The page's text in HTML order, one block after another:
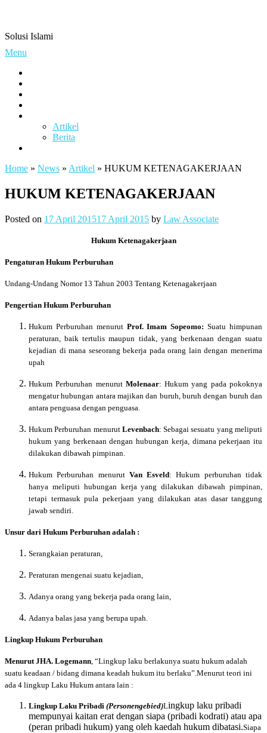
content
Solusi Islami
Menu
Artikel
Berita
Home » News » Artikel » HUKUM KETENAGAKERJAAN
HUKUM KETENAGAKERJAAN
Posted on 17 April 201517 April 2015 by Law Associate
Hukum Ketenagakerjaan
Pengaturan Hukum Perburuhan
Undang-Undang Nomor 13 Tahun 2003 Tentang Ketenagakerjaan
Pengertian Hukum Perburuhan
Hukum Perburuhan menurut Prof. Imam Sopeomo:Suatu himpunan
peraturan, baik tertulis maupun tidak, yang berkenaan dengan suatu
kejadian di mana seseorang bekerja pada orang lain dengan menerima
upah
Hukum Perburuhan menurut Molenaar: Hukum yang pada pokoknya
mengatur hubungan antara majikan dan buruh, buruh dengan buruh dan
antara penguasa dengan penguasa.
Hukum Perburuhan menurut Levenbach: Sebagai sesuatu yang meliputi
hukum yang berkenaan dengan hubungan kerja, dimana pekerjaan itu
dilakukan dibawah pimpinan.
Hukum Perburuhan menurut Van Esveld: Hukum perburuhan tidak
hanya meliputi hubungan kerja yang dilakukan dibawah pimpinan,
tetapi termasuk pula pekerjaan yang dilakukan atas dasar tanggung
jawab sendiri.
Unsur dari Hukum Perburuhan adalah :
Serangkaian peraturan,
Peraturan mengenai suatu kejadian,
Adanya orang yang bekerja pada orang lain,
Adanya balas jasa yang berupa upah.
Lingkup Hukum Perburuhan
Menurut JHA. Logemann, “Lingkup laku berlakunya suatu hukum adalah
suatu keadaan / bidang dimana keadah hukum itu berlaku”.Menurut teori ini
ada 4 lingkup Laku Hukum antara lain :
Lingkup Laku Pribadi (Personengebied)Lingkup laku pribadi
mempunyai kaitan erat dengan siapa (pribadi kodrati) atau apa
(peran pribadi hukum) yang oleh kaedah hukum dibatasi.Siapa